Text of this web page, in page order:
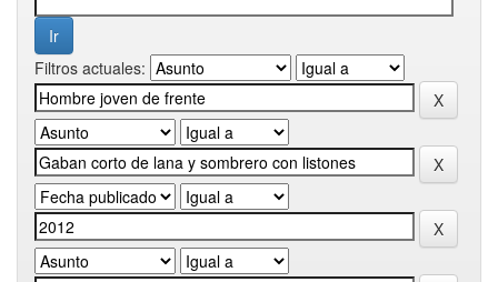
Filtros actuales: